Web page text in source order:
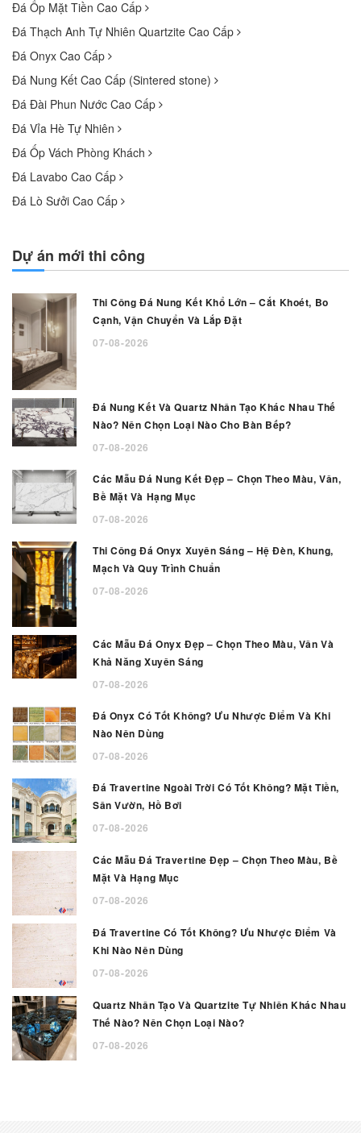
Đá Ốp Mặt Tiền Cao Cấp
Đá Thạch Anh Tự Nhiên Quartzite Cao Cấp
Đá Onyx Cao Cấp
Đá Nung Kết Cao Cấp (Sintered stone)
Đá Đài Phun Nước Cao Cấp
Đá Vỉa Hè Tự Nhiên
Đá Ốp Vách Phòng Khách
Đá Lavabo Cao Cấp
Đá Lò Sưởi Cao Cấp
Dự án mới thi công
Thi Công Đá Nung Kết Khổ Lớn – Cắt Khoét, Bo
Cạnh, Vận Chuyển Và Lắp Đặt
07-08-2026
Đá Nung Kết Và Quartz Nhân Tạo Khác Nhau Thế
Nào? Nên Chọn Loại Nào Cho Bàn Bếp?
07-08-2026
Các Mẫu Đá Nung Kết Đẹp – Chọn Theo Màu, Vân,
Bề Mặt Và Hạng Mục
07-08-2026
Thi Công Đá Onyx Xuyên Sáng – Hệ Đèn, Khung,
Mạch Và Quy Trình Chuẩn
07-08-2026
Các Mẫu Đá Onyx Đẹp – Chọn Theo Màu, Vân Và
Khả Năng Xuyên Sáng
07-08-2026
Đá Onyx Có Tốt Không? Ưu Nhược Điểm Và Khi
Nào Nên Dùng
07-08-2026
Đá Travertine Ngoài Trời Có Tốt Không? Mặt Tiền,
Sân Vườn, Hồ Bơi
07-08-2026
Các Mẫu Đá Travertine Đẹp – Chọn Theo Màu, Bề
Mặt Và Hạng Mục
07-08-2026
Đá Travertine Có Tốt Không? Ưu Nhược Điểm Và
Khi Nào Nên Dùng
07-08-2026
Quartz Nhân Tạo Và Quartzite Tự Nhiên Khác Nhau
Thế Nào? Nên Chọn Loại Nào?
07-08-2026